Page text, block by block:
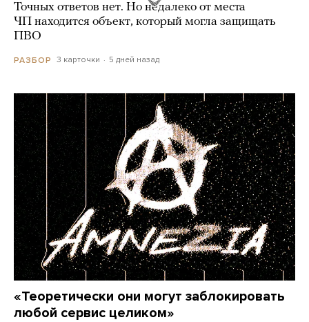
Точных ответов нет. Но недалеко от места
ЧП находится объект, который могла защищать
ПВО
РАЗБОР 3 карточки 5 дней назад
«Теоретически они могут заблокировать
любой сервис целиком»